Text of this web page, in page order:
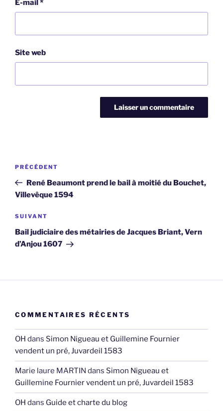
E-mail *
Site web
Navigation
l’article
Article
précédent
PRÉCÉDENT
René Beaumont prend le bail à moitié du Bouchet,
Villevêque 1594
Article
suivant
SUIVANT
Bail judiciaire des métairies de Jacques Briant, Vern
d’Anjou 1607
COMMENTAIRES RÉCENTS
OH dans Simon Nigueau et Guillemine Fournier
vendent un pré, Juvardeil 1583
Marie laure MARTIN dans Simon Nigueau et
Guillemine Fournier vendent un pré, Juvardeil 1583
OH dans Guide et charte du blog